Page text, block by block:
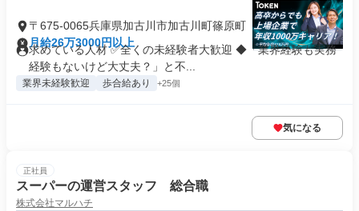
〒675-0065兵庫県加古川市加古川町篠原町
月給26万3000円以上
求めている人材 ✅全くの未経験者大歓迎 ◆「業界経験も実務
経験もないけど大丈夫？」と不...
業界未経験歓迎 歩合給あり +25個
気になる
正社員
スーパーの運営スタッフ 総合職
株式会社マルハチ